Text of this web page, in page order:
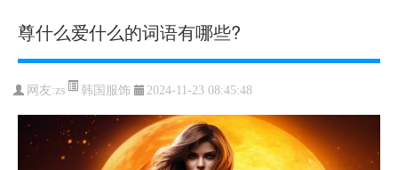
尊什么爱什么的词语有哪些?
网友:zs 韩国服饰 2024-11-23 08:45:48